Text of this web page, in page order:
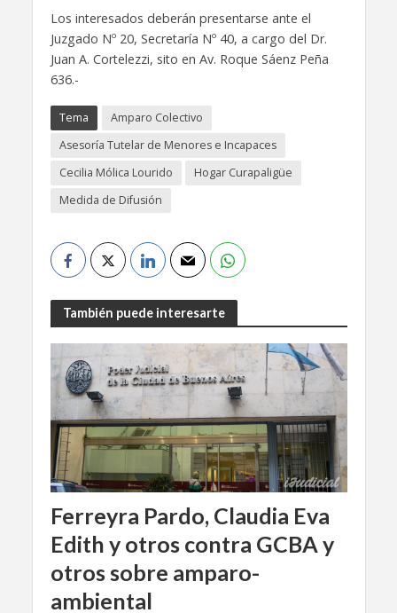
Los interesados deberán presentarse ante el
Juzgado Nº 20, Secretaría Nº 40, a cargo del Dr.
Juan A. Cortelezzi, sito en Av. Roque Sáenz Peña
636.-
Tema
Amparo Colectivo
Asesoría Tutelar de Menores e Incapaces
Cecilia Mólica Lourido
Hogar Curapaligüe
Medida de Difusión
También puede interesarte
Ferreyra Pardo, Claudia Eva
Edith y otros contra GCBA y
otros sobre amparo-
ambiental